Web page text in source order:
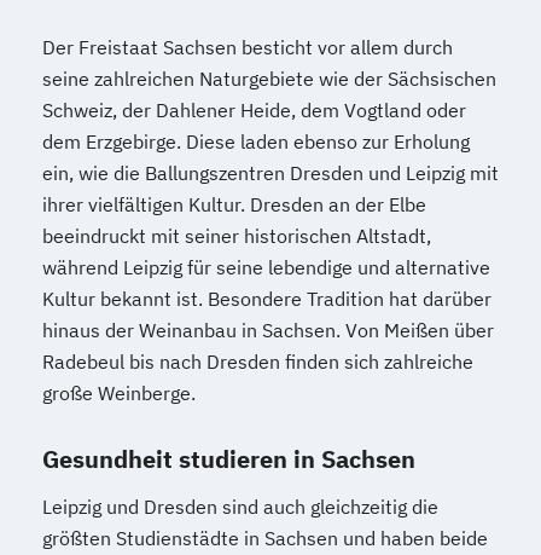
Der Freistaat Sachsen besticht vor allem durch
seine zahlreichen Naturgebiete wie der Sächsischen
Schweiz, der Dahlener Heide, dem Vogtland oder
dem Erzgebirge. Diese laden ebenso zur Erholung
ein, wie die Ballungszentren Dresden und Leipzig mit
ihrer vielfältigen Kultur. Dresden an der Elbe
beeindruckt mit seiner historischen Altstadt,
während Leipzig für seine lebendige und alternative
Kultur bekannt ist. Besondere Tradition hat darüber
hinaus der Weinanbau in Sachsen. Von Meißen über
Radebeul bis nach Dresden finden sich zahlreiche
große Weinberge.
Gesundheit studieren in Sachsen
Leipzig und Dresden sind auch gleichzeitig die
größten Studienstädte in Sachsen und haben beide